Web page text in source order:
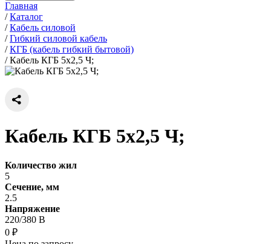
Главная
/Каталог
/Кабель силовой
/Гибкий силовой кабель
/КГБ (кабель гибкий бытовой)
/Кабель КГБ 5х2,5 Ч;
Кабель КГБ 5х2,5 Ч;
Количество жил
5
Сечение, мм
2.5
Напряжение
220/380 В
0 ₽